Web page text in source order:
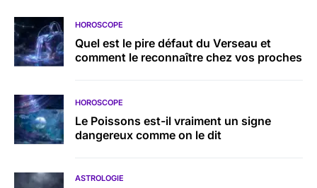
HOROSCOPE
Quel est le pire défaut du Verseau et
comment le reconnaître chez vos proches
HOROSCOPE
Le Poissons est-il vraiment un signe
dangereux comme on le dit
ASTROLOGIE